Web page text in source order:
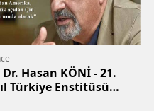
Hasan KÖNİ - 21.
Türkiye Enstitüsü